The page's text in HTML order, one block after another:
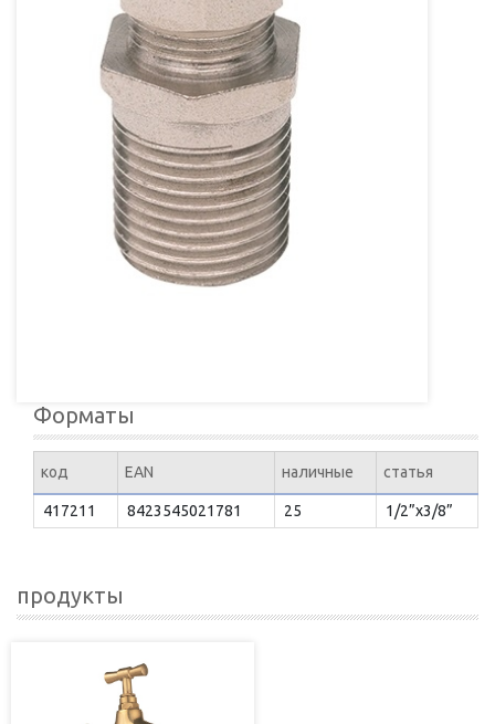
Форматы
код EAN наличные статья
417211 8423545021781 25 1/2”x3/8”
продукты